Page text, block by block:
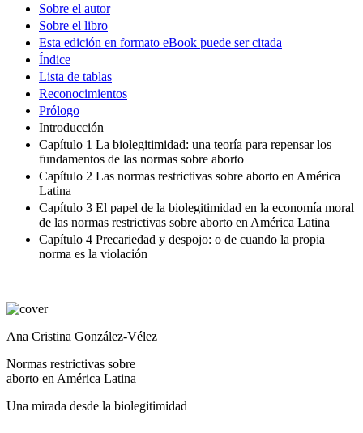
Sobre el autor
Sobre el libro
Esta edición en formato eBook puede ser citada
Índice
Lista de tablas
Reconocimientos
Prólogo
Introducción
Capítulo 1 La biolegitimidad: una teoría para repensar los
fundamentos de las normas sobre aborto
Capítulo 2 Las normas restrictivas sobre aborto en América
Latina
Capítulo 3 El papel de la biolegitimidad en la economía moral
de las normas restrictivas sobre aborto en América Latina
Capítulo 4 Precariedad y despojo: o de cuando la propia
norma es la violación
Ana Cristina González-Vélez
Normas restrictivas sobre
aborto en América Latina
Una mirada desde la biolegitimidad